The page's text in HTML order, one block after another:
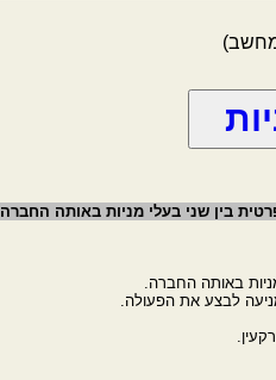
בין שני בעלי מניות באותה החברה